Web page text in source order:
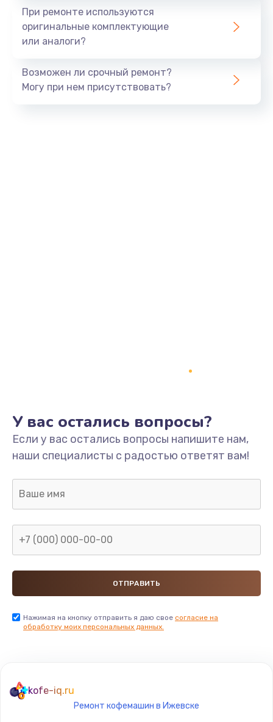
При ремонте используются
оригинальные комплектующие
или аналоги?
Возможен ли срочный ремонт?
Могу при нем присутствовать?
У вас остались вопросы?
Если у вас остались вопросы напишите нам,
наши специалисты с радостью ответят вам!
Нажимая на кнопку отправить я даю свое согласие на
обработку моих персональных данных.
kofe-iq.ru
Ремонт кофемашин в Ижевске